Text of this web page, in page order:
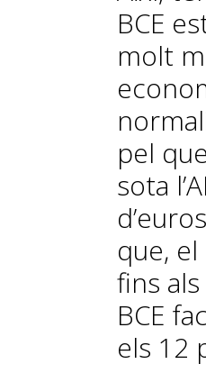
BCE
molt
pel
sota
que,
fins
BCE
els 12